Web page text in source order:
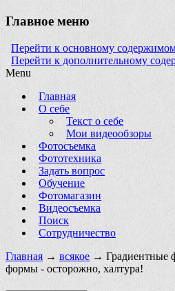
Главное меню
Перейти к основному
Перейти к дополнительному
Menu
Главная
О себе
Текст о себе
Мои видеообзоры
Фотосъемка
Фототехника
Задать вопрос
Обучение
Фотомагазин
Видеосъемка
Поиск
Сотрудничество
Главная → всякое → Градиентные
формы - осторожно, халтура!